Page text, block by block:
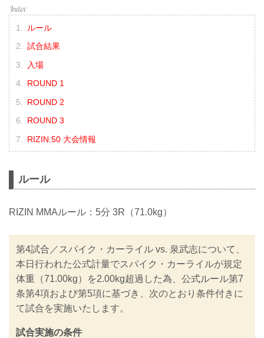
ルール
試合結果
入場
ROUND 1
ROUND 2
ROUND 3
RIZIN.50 大会情報
ルール
RIZIN MMAルール：5分 3R（71.0kg）
第4試合／スパイク・カーライル vs. 泉武志について、
本日行われた公式計量でスパイク・カーライルが規定
体重（71.00kg）を2.00kg超過した為、公式ルール第7
条第4項および第5項に基づき、次のとおり条件付きに
て試合を実施いたします。
試合実施の条件